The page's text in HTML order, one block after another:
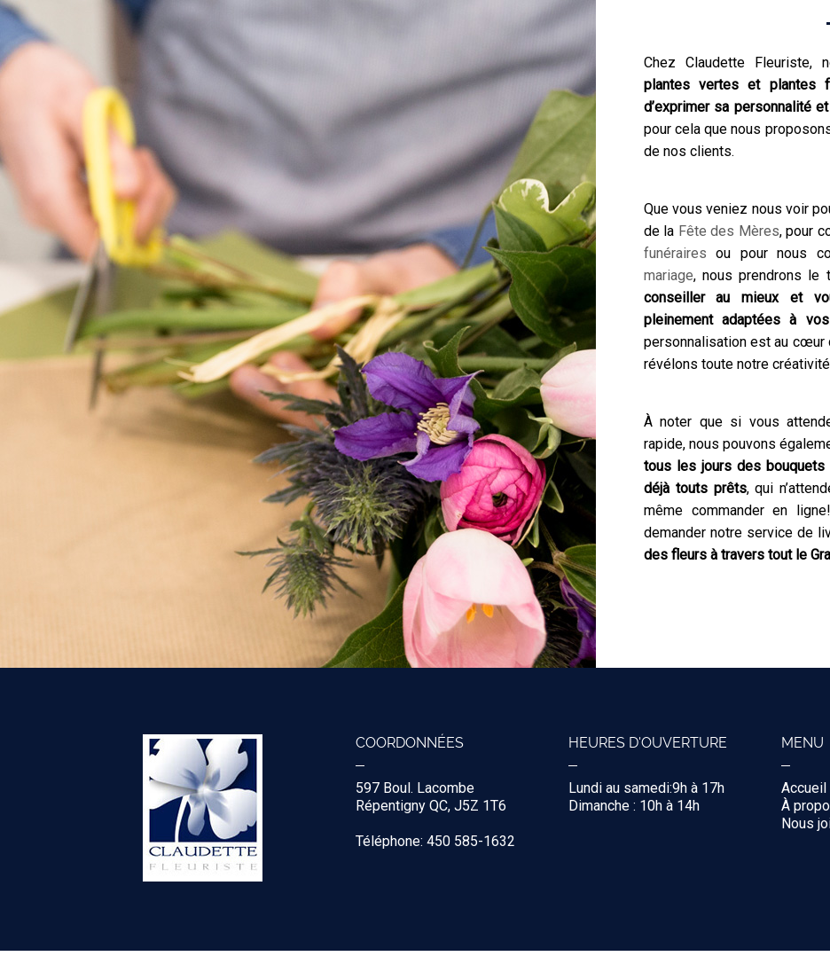
Chez Claudette Fleuriste,
plantes vertes et plantes
d’exprimer sa personnalité
pour cela que nous
de nos clients.
Que vous veniez nous voir
de la Fête des Mères, pour
funéraires ou pour nous
mariage, nous prendrons
conseiller au mieux et
pleinement adaptées à
personnalisation est au cœur
révélons toute notre
À noter que si vous
rapide, nous pouvons
tous les jours des
déjà touts prêts, qui
même commander en
demander notre service de
des fleurs à travers tout le
COORDONNÉES
597 Boul. Lacombe
Répentigny QC, J5Z 1T6
Téléphone: 450 585-1632
HEURES D'OUVERTURE
Lundi au samedi:9h à 17h
Dimanche : 10h à 14h
MENU
Accueil
À
Nous